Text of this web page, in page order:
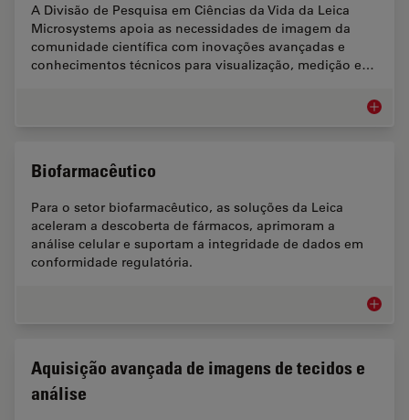
A Divisão de Pesquisa em Ciências da Vida da Leica
Microsystems apoia as necessidades de imagem da
comunidade científica com inovações avançadas e
conhecimentos técnicos para visualização, medição e…
Biofarmacêutico
Para o setor biofarmacêutico, as soluções da Leica
aceleram a descoberta de fármacos, aprimoram a
análise celular e suportam a integridade de dados em
conformidade regulatória.
Aquisição avançada de imagens de tecidos e
análise